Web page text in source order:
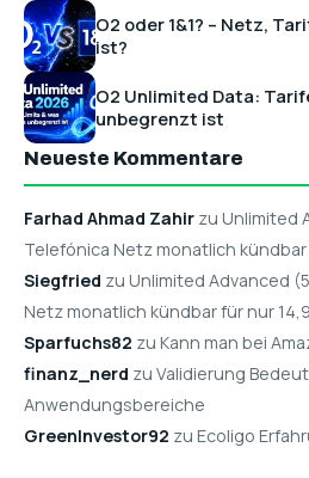
O2 oder 1&1? – Netz,
ist?
O2 Unlimited Data:
unbegrenzt ist
Neueste Kommentare
Farhad Ahmad Zahir zu Unlimited
Telefónica Netz monatlich
Siegfried zu Unlimited Advanced
Netz monatlich kündbar für nur
Sparfuchs82 zu Kann man bei
finanz_nerd zu Validierung
Anwendungsbereiche
GreenInvestor92 zu Ecoligo